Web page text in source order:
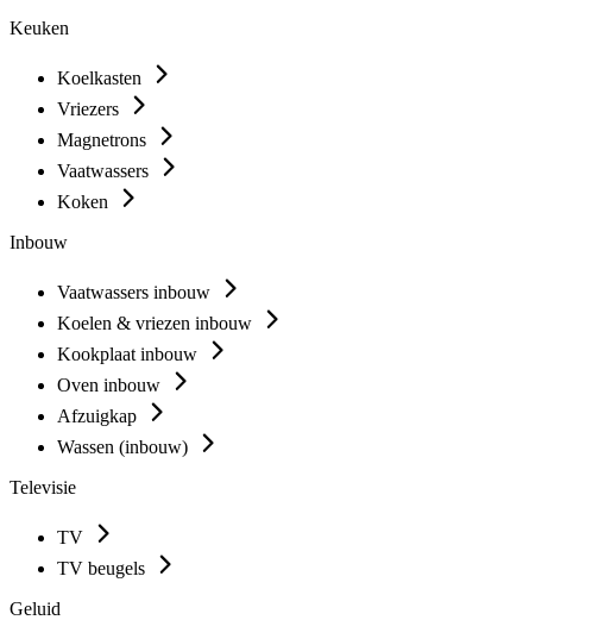
Keuken
Koelkasten
Vriezers
Magnetrons
Vaatwassers
Koken
Inbouw
Vaatwassers inbouw
Koelen & vriezen inbouw
Kookplaat inbouw
Oven inbouw
Afzuigkap
Wassen (inbouw)
Televisie
TV
TV beugels
Geluid